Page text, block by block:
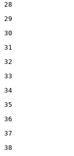
28
29
30
31
32
33
34
35
36
37
38